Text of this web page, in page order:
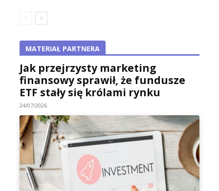
MATERIAŁ PARTNERA
Jak przejrzysty marketing
finansowy sprawił, że fundusze
ETF stały się królami rynku
24/07/2026